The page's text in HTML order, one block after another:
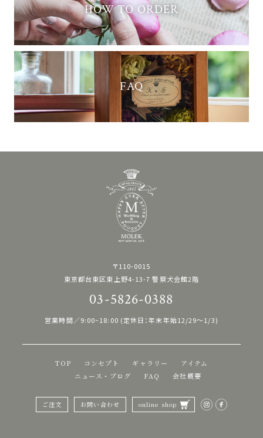
HOW TO ORDER
FAQ
TOP コンセプト ギャラリー
アイテム
ニュース・ブログ
FAQ 会社概要
ご注文 お問い合わせ online shop
〒110-0015
東京都台東区東上野4-13-7 警察犬会館2階
03-5826-0388
営業時間／9:00~18:00 (定休日：年末年始12/29〜1/3)